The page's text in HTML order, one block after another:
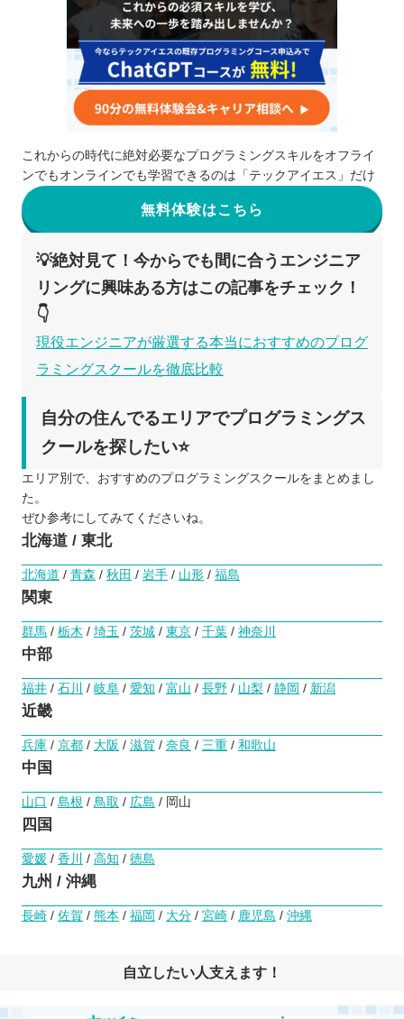
これからの時代に絶対必要なプログラミングスキルをオフライ
ンでもオンラインでも学習できるのは「テックアイエス」だけ
無料体験はこちら
💡絶対見て！今からでも間に合うエンジニア
リングに興味ある方はこの記事をチェック！
👇
現役エンジニアが厳選する本当におすすめのプログ
ラミングスクールを徹底比較
自分の住んでるエリアでプログラミングス
クールを探したい⭐️
エリア別で、おすすめのプログラミングスクールをまとめまし
た。
ぜひ参考にしてみてくださいね。
北海道 / 東北
北海道 / 青森 / 秋田 / 岩手 / 山形 / 福島
関東
群馬 / 栃木 / 埼玉 / 茨城 / 東京 / 千葉 / 神奈川
中部
福井 / 石川 / 岐阜 / 愛知 / 富山 / 長野 / 山梨 / 静岡 / 新潟
近畿
兵庫 / 京都 / 大阪 / 滋賀 / 奈良 / 三重 / 和歌山
中国
山口 / 島根 / 鳥取 / 広島 / 岡山
四国
愛媛 / 香川 / 高知 / 徳島
九州 / 沖縄
長崎 / 佐賀 / 熊本 / 福岡 / 大分 / 宮崎 / 鹿児島 / 沖縄
自立したい人支えます！